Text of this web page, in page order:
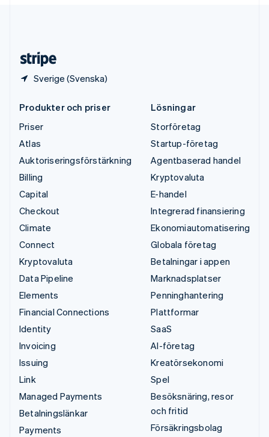
Sverige (Svenska)
Produkter och priser
Priser
Atlas
Auktoriseringsförstärkning
Billing
Capital
Checkout
Climate
Connect
Kryptovaluta
Data Pipeline
Elements
Financial Connections
Identity
Invoicing
Issuing
Link
Managed Payments
Betalningslänkar
Payments
Lösningar
Storföretag
Startup-företag
Agentbaserad handel
Kryptovaluta
E-handel
Integrerad finansiering
Ekonomiautomatisering
Globala företag
Betalningar i appen
Marknadsplatser
Penninghantering
Plattformar
SaaS
AI-företag
Kreatörsekonomi
Spel
Besöksnäring, resor
och fritid
Försäkringsbolag